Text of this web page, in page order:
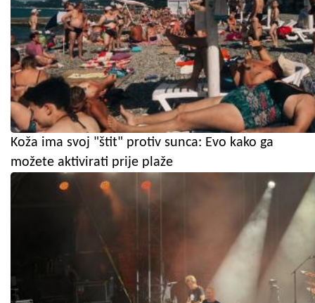
Koža ima svoj "štit" protiv sunca: Evo kako ga
možete aktivirati prije plaže